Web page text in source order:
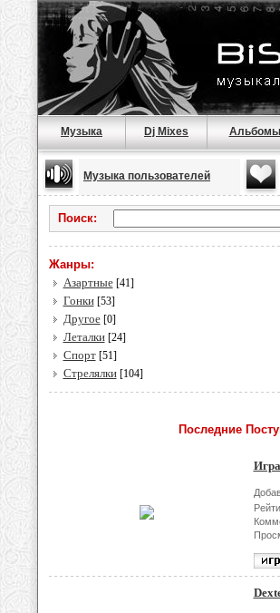
Музыка Dj Mixes Альбомы
Музыка пользователей
Поиск:
Жанры:
Азартные[41]
Гонки[53]
Другое[0]
Леталки[24]
Спорт[51]
Стрелялки[104]
Последние